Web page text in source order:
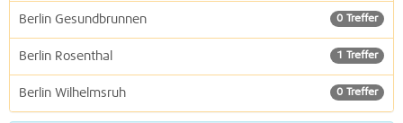
0 Treffer
Berlin Gesundbrunnen
1 Treffer
Berlin Rosenthal
0 Treffer
Berlin Wilhelmsruh